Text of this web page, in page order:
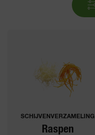
SCHIJVENVERZAMELING
Raspen